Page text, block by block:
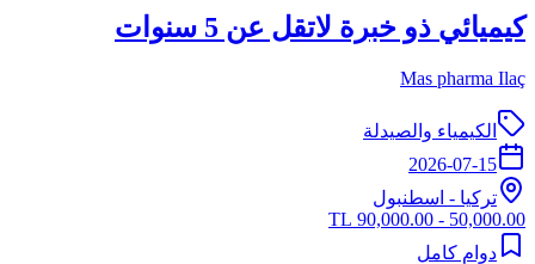
كيميائي ذو خبرة لاتقل عن 5 سنوات
Mas pharma Ilaç
الكيمياء والصيدلة
2026-07-15
تركيا - اسطنبول
50,000.00 - 90,000.00 TL
دوام كامل